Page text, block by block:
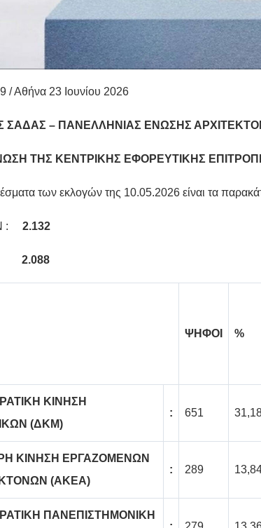
/ Αθήνα 23 Ιουνίου 2026
ΣΑΔΑΣ – ΠΑΝΕΛΛΗΝΙΑΣ ΕΝΩΣΗΣ
ΤΗΣ ΚΕΝΤΡΙΚΗΣ ΕΦΟΡΕΥΤΙΚΗΣ
των εκλογών της 10.05.2026 είναι τα
: 2.132
: 2.088
ΨΗΦΟΙ %
ΚΙΝΗΣΗ
(ΔΚΜ)
: 651
ΚΙΝΗΣΗ ΕΡΓΑΖΟΜΕΝΩΝ
(AKEA)
: 289
ΠΑΝΕΠΙΣΤΗΜΟΝΙΚΗ